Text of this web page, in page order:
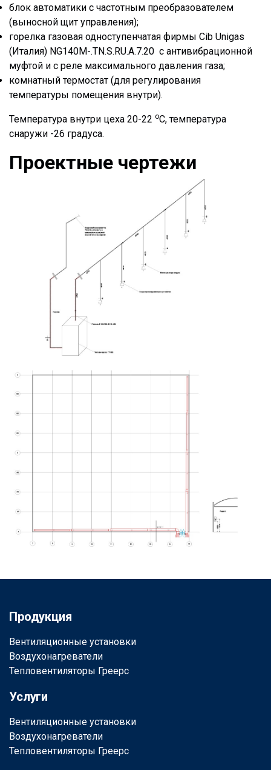
блок автоматики с частотным преобразователем
(выносной щит управления);
горелка газовая одноступенчатая фирмы Cib Unigas
(Италия) NG140M-.TN.S.RU.A.7.20 с антивибрационной
муфтой и с реле максимального давления газа;
комнатный термостат (для регулирования
температуры помещения внутри).
Температура внутри цеха 20-22 оС, температура
снаружи -26 градуса.
Проектные чертежи
Продукция
Вентиляционные установки
Воздухонагреватели
Тепловентиляторы Греерс
Услуги
Вентиляционные установки
Воздухонагреватели
Тепловентиляторы Греерс